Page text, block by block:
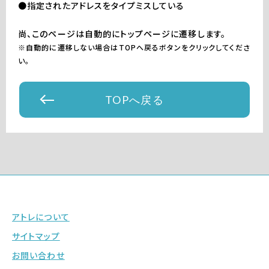
●指定されたアドレスをタイプミスしている
尚、このページは自動的にトップページに遷移します。
※自動的に遷移しない場合はTOPへ戻るボタンをクリックしてくださ
い。
TOPへ戻る
アトレについて
サイトマップ
お問い合わせ